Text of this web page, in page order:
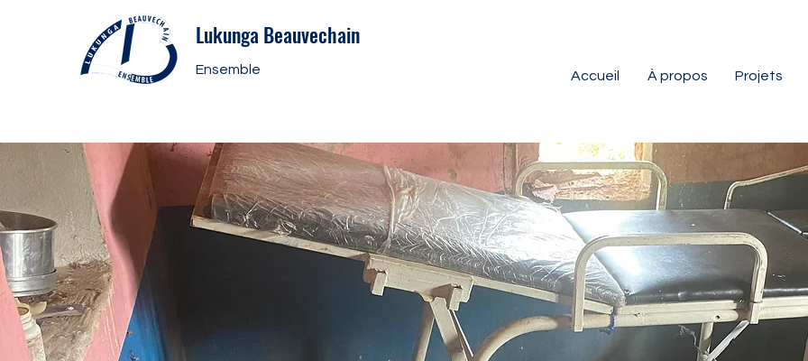
Lukunga Beauvechain
Ensemble Accueil À propos Projets